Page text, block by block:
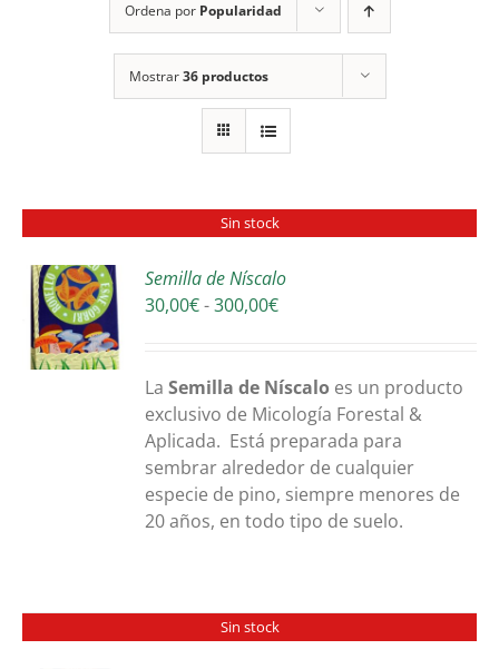
Ordena por Popularidad
Mostrar36 productos
Sin stock
Semilla de Níscalo
30,00€-300,00€Rango
desde
30,00€
hasta
300,00€
LaSemilla de Níscalo es un producto
exclusivo de Micología Forestal &
Aplicada. Está preparada para
sembrar alrededor de cualquier
especie de pino, siempre menores de
20 años, en todo tipo de suelo.
Sin stock